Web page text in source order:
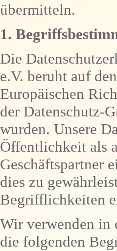
übermitteln.
1.
Die
e.V. beruht auf
Europäischen
der Datenschutz-
wurden. Unsere
Öffentlichkeit als
Geschäftspartner
dies zu
Begrifflichkeiten
Wir verwenden in
die folgenden